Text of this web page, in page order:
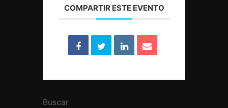
COMPARTIR ESTE EVENTO
Buscar